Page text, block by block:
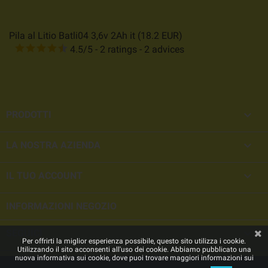
Pila al Litio Batli04 3,6v 2Ah it (18.2 EUR)
4.5/5 - 2 ratings - 2 advices
PRODOTTI 
LA NOSTRA AZIENDA 
IL TUO ACCOUNT 
INFORMAZIONI NEGOZIO
Per offrirti la miglior esperienza possibile, questo sito utilizza i cookie.
Utilizzando il sito acconsenti all'uso dei cookie. Abbiamo pubblicato una
nuova informativa sui cookie, dove puoi trovare maggiori informazioni sui